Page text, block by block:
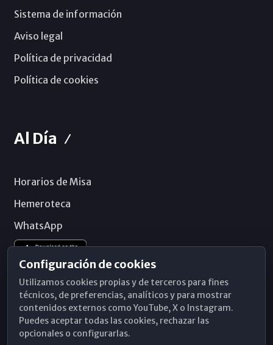
Sistema de información
Aviso legal
Política de privacidad
Política de cookies
Al Día
Horarios de Misa
Hemeroteca
WhatsApp
Configuración de cookies
Utilizamos cookies propias y de terceros para fines
técnicos, de preferencias, analíticos y para mostrar
contenidos externos como YouTube, X o Instagram.
Puedes aceptar todas las cookies, rechazar las
opcionales o configurarlas.